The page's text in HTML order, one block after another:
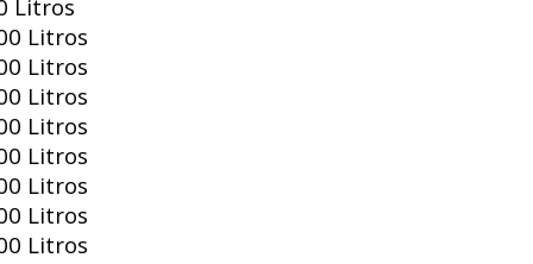
Litros
Litros
Litros
Litros
Litros
Litros
Litros
Litros
Litros